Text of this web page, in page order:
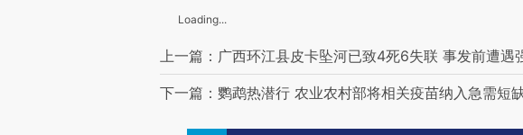
Loading...
上一篇：广西环江县皮卡坠河已致4死6失联 事发前遭遇
下一篇：鹦鹉热潜行 农业农村部将相关疫苗纳入急需短